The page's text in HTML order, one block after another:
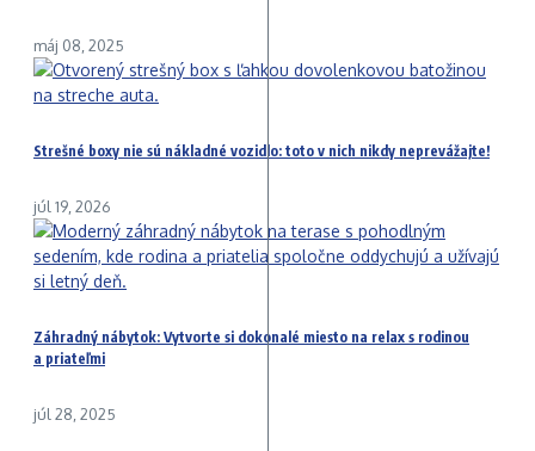
máj 08, 2025
Strešné boxy nie sú nákladné vozidlo: toto v nich nikdy neprevážajte!
júl 19, 2026
Záhradný nábytok: Vytvorte si dokonalé miesto na relax s rodinou
a priateľmi
júl 28, 2025